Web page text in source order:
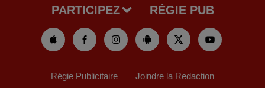
PARTICIPEZ RÉGIE PUB
Régie Publicitaire Joindre la Redaction